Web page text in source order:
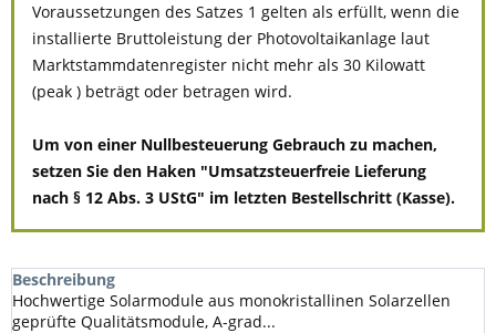
Voraussetzungen des Satzes 1 gelten als erfüllt, wenn die
installierte Bruttoleistung der Photovoltaikanlage laut
Marktstammdatenregister nicht mehr als 30 Kilowatt
(peak ) beträgt oder betragen wird.
Um von einer Nullbesteuerung Gebrauch zu machen,
setzen Sie den Haken "Umsatzsteuerfreie Lieferung
nach § 12 Abs. 3 UStG" im letzten Bestellschritt (Kasse).
Beschreibung
Hochwertige Solarmodule aus monokristallinen Solarzellen
geprüfte Qualitätsmodule, A-grad...